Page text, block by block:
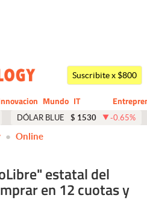
Suscribite x $800
Mundo
CIO
IT
Business
DÓLAR BLUE $ 1530 -0.65%
Online
estatal del
en 12 cuotas y